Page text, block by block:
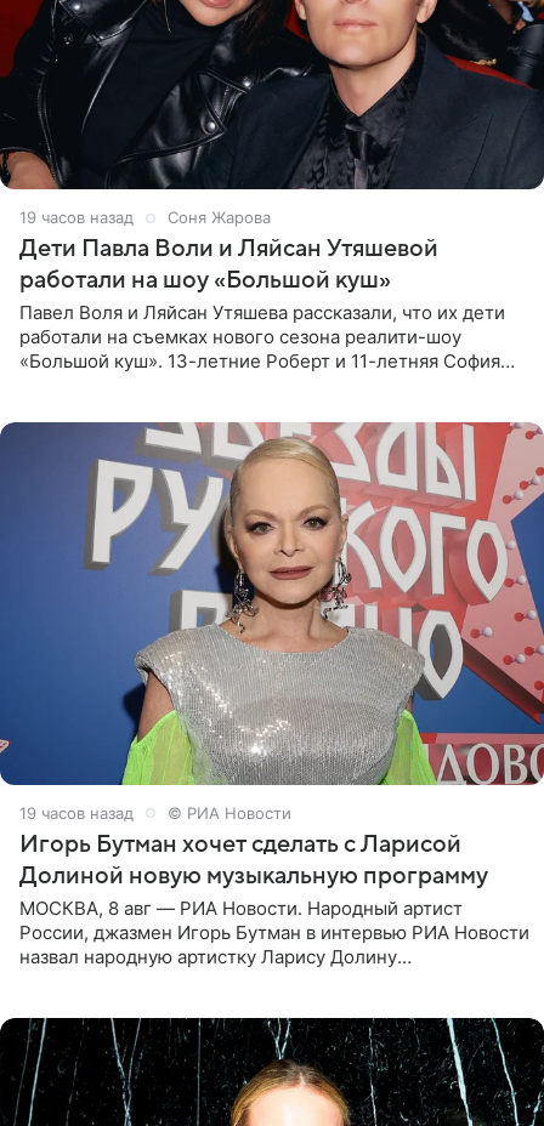
19 часов назад Соня Жарова
Дети Павла Воли и Ляйсан Утяшевой
работали на шоу «Большой куш»
Павел Воля и Ляйсан Утяшева рассказали, что их дети
работали на съемках нового сезона реалити-шоу
«Большой куш». 13-летние Роберт и 11-летняя София
19 часов назад © РИА Новости
Игорь Бутман хочет сделать с Ларисой
Долиной новую музыкальную программу
МОСКВА, 8 авг — РИА Новости. Народный артист
России, джазмен Игорь Бутман в интервью РИА Новости
назвал народную артистку Ларису Долину